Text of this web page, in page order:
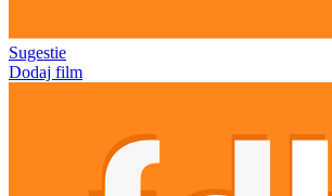
Sugestie
Dodaj film